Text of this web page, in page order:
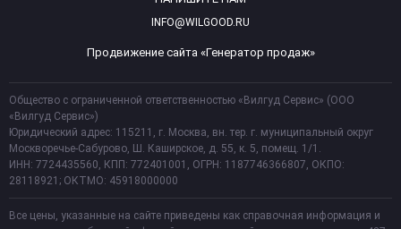
INFO@WILGOOD.RU
Продвижение сайта «Генератор продаж»
Общество с ограниченной ответственностью «Вилгуд Сервис» (ООО
«Вилгуд Сервис»)
Юридический адрес: 115211, г. Москва, вн. тер. г. муниципальный округ
Москворечье-Сабурово, Ш. Каширское, д. 55, к. 5, помещ. 1/1.
ИНН: 7724435560, КПП: 772401001, ОГРН: 1187746366807, ОКПО:
28118921; ОКТМО: 45918000000
Все цены, указанные на сайте приведены как справочная информация и